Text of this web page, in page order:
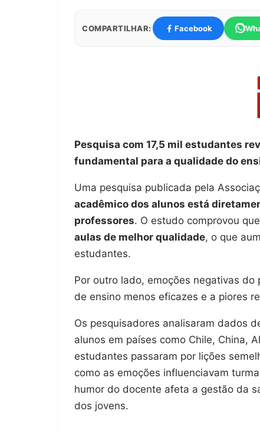
COMPARTILHAR: Facebook
Pesquisa com 17,5 mil estudantes
fundamental para a qualidade do
Uma pesquisa publicada pela
acadêmico dos alunos está
professores. O estudo comprovou que
aulas de melhor qualidade, o que
estudantes.
Por outro lado, emoções negativas
de ensino menos eficazes e a piores
Os pesquisadores analisaram dados
alunos em países como Chile, China,
estudantes passaram por lições
como as emoções influenciavam
humor do docente afeta a gestão da
dos jovens.